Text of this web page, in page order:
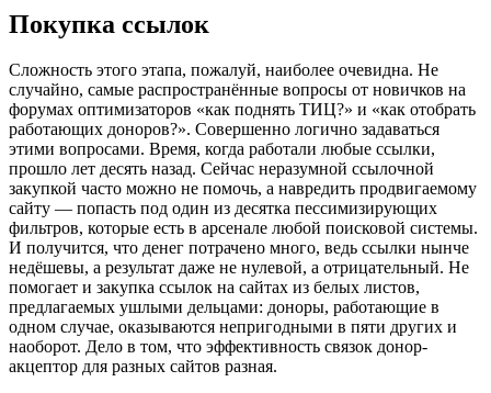
Покупка ссылок
Сложность этого этапа, пожалуй, наиболее очевидна. Не
случайно, самые распространённые вопросы от новичков на
форумах оптимизаторов «как поднять ТИЦ?» и «как отобрать
работающих доноров?». Совершенно логично задаваться
этими вопросами. Время, когда работали любые ссылки,
прошло лет десять назад. Сейчас неразумной ссылочной
закупкой часто можно не помочь, а навредить продвигаемому
сайту — попасть под один из десятка пессимизирующих
фильтров, которые есть в арсенале любой поисковой системы.
И получится, что денег потрачено много, ведь ссылки нынче
недёшевы, а результат даже не нулевой, а отрицательный. Не
помогает и закупка ссылок на сайтах из белых листов,
предлагаемых ушлыми дельцами: доноры, работающие в
одном случае, оказываются непригодными в пяти других и
наоборот. Дело в том, что эффективность связок донор-
акцептор для разных сайтов разная.